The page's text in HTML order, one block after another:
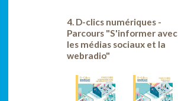
4. D-clics numériques -
Parcours "S'informer avec
les médias sociaux et la
webradio"